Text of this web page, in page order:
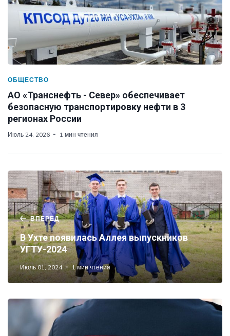
ОБЩЕСТВО
АО «Транснефть - Север» обеспечивает
безопасную транспортировку нефти в 3
регионах России
Июль 24, 2026 1 мин чтения
ВПЕРЕД
В Ухте появилась Аллея выпускников
УГТУ-2024
Июль 01, 2024 1 мин чтения